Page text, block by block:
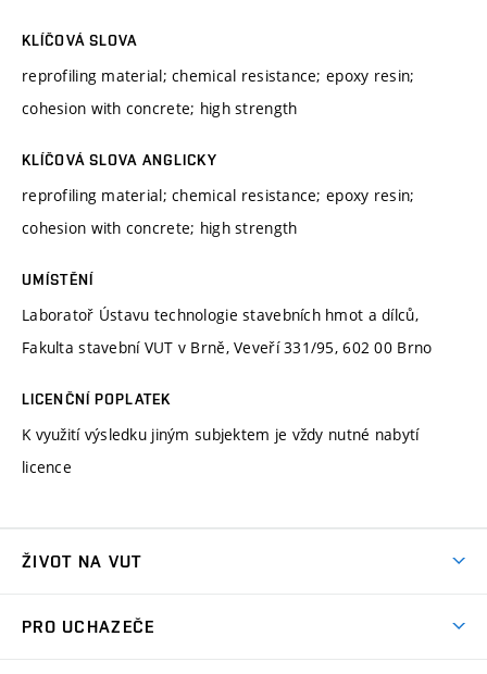
KLÍČOVÁ SLOVA
reprofiling material; chemical resistance; epoxy resin;
cohesion with concrete; high strength
KLÍČOVÁ SLOVA ANGLICKY
reprofiling material; chemical resistance; epoxy resin;
cohesion with concrete; high strength
UMÍSTĚNÍ
Laboratoř Ústavu technologie stavebních hmot a dílců,
Fakulta stavební VUT v Brně, Veveří 331/95, 602 00 Brno
LICENČNÍ POPLATEK
K využití výsledku jiným subjektem je vždy nutné nabytí
licence
ŽIVOT NA VUT
PRO UCHAZEČE